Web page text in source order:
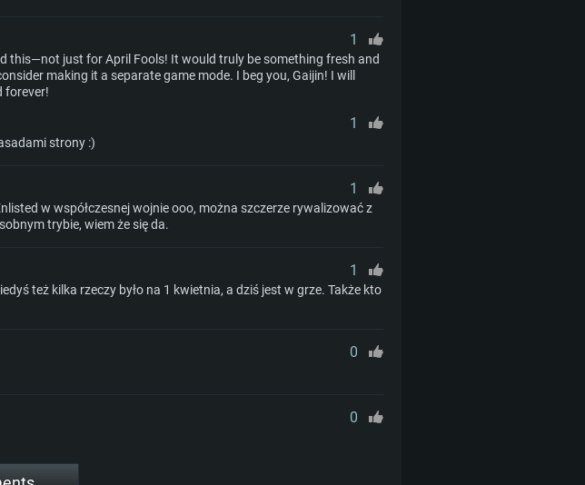
1
this—not just for April Fools! It would truly be something fresh and
making it a separate game mode. I beg you, Gaijin! I will
forever!
1
strony :)
1
w współczesnej wojnie ooo, można szczerze rywalizować z
trybie, wiem że się da.
1
też kilka rzeczy było na 1 kwietnia, a dziś jest w grze. Także kto
0
0